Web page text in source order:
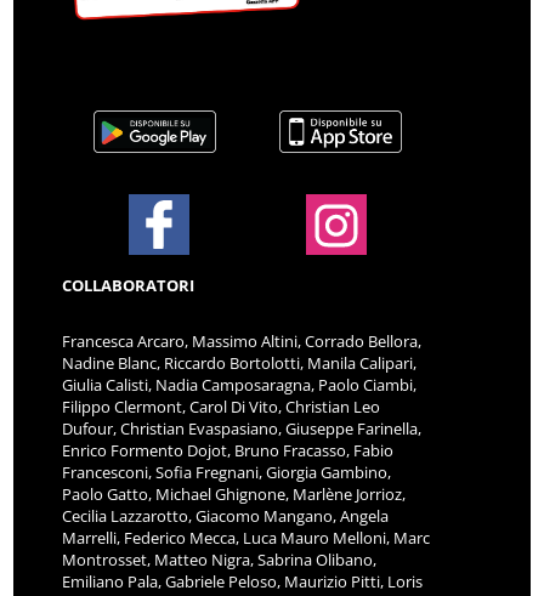
COLLABORATORI
Francesca Arcaro, Massimo Altini, Corrado Bellora,
Nadine Blanc, Riccardo Bortolotti, Manila Calipari,
Giulia Calisti, Nadia Camposaragna, Paolo Ciambi,
Filippo Clermont, Carol Di Vito, Christian Leo
Dufour, Christian Evaspasiano, Giuseppe Farinella,
Enrico Formento Dojot, Bruno Fracasso, Fabio
Francesconi, Sofia Fregnani, Giorgia Gambino,
Paolo Gatto, Michael Ghignone, Marlène Jorrioz,
Cecilia Lazzarotto, Giacomo Mangano, Angela
Marrelli, Federico Mecca, Luca Mauro Melloni, Marc
Montrosset, Matteo Nigra, Sabrina Olibano,
Emiliano Pala, Gabriele Peloso, Maurizio Pitti, Loris